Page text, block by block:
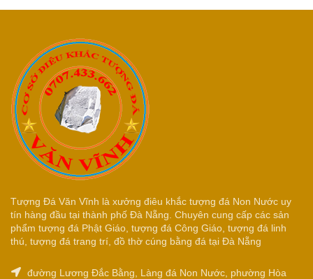
Tượng Đá Văn Vĩnh là xưởng điêu khắc tượng đá Non Nước uy
tín hàng đầu tại thành phố Đà Nẵng. Chuyên cung cấp các sản
phẩm tượng đá Phật Giáo, tượng đá Công Giáo, tượng đá linh
thú, tượng đá trang trí, đồ thờ cúng bằng đá tại Đà Nẵng
đường Lương Đắc Bằng, Làng đá Non Nước, phường Hòa